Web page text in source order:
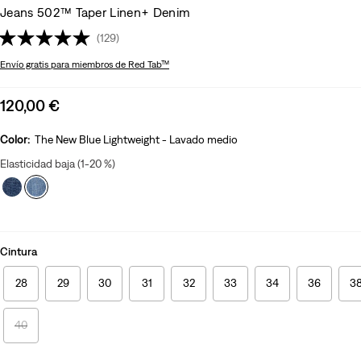
Jeans 502™ Taper Linen+ Denim
(129)
Envío gratis para miembros de Red Tab™
Sale
is
120,00 €
Color: The New Blue Lightweight - Lavado medio
Elasticidad baja (1-20 %)
Cintura
28 29 30 31 32 33 34 36
40